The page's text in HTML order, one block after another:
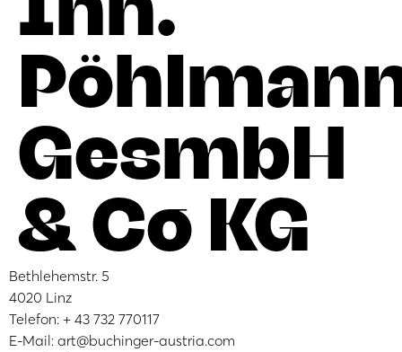
GesmbH
& Co KG
Bethlehemstr. 5
4020 Linz
Telefon: + 43 732 770117
E-Mail: art@buchinger-austria.com